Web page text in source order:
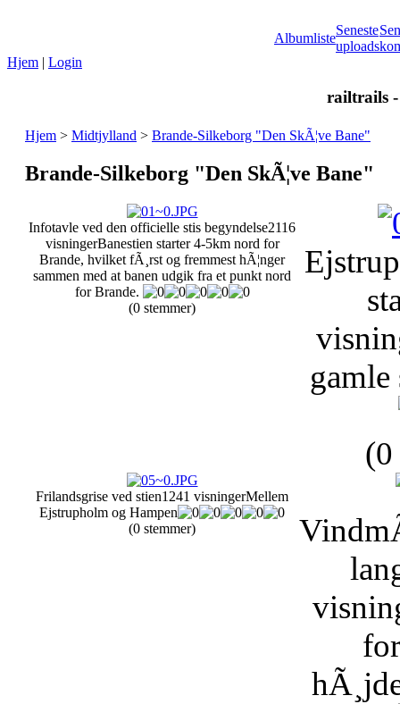
Albumliste
Seneste
uploads
Hjem | Login
railtrails
Hjem > Midtjylland > Brande-Silkeborg "Den SkÃ¦ve Bane"
Brande-Silkeborg "Den SkÃ¦ve Bane"
Infotavle ved den officielle stis begyndelse2116
visningerBanestien starter 4-5km nord for
Brande, hvilket fÃ¸rst og fremmest hÃ¦nger
sammen med at banen udgik fra et punkt nord
for Brande.
(0 stemmer)
gamle
(0
Frilandsgrise ved stien1241 visningerMellem
Ejstrupholm og Hampen
(0 stemmer)